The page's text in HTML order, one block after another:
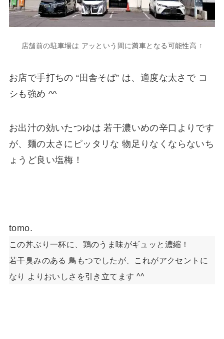
店舗前の駐車場は アッという間に満車となる可能性高 ↑
お店で手打ちの “田舎そば” は、適度な太さで コ
シも強め ^^
お出汁の効いたつゆは 若干濃いめの辛口よりです
が、麺の太さにピッタリな 物足りなくならないち
ょうど良い塩梅！
tomo.
この丼ぶり一杯に、鶏のうま味がギュッと濃縮！
若干臭みのある 鳥もつでしたが、これがアクセントに
なり よりおいしさを引き立てます ^^